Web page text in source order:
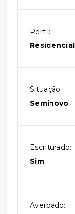
Perfil:
Residencial
Situação:
Seminovo
Escriturado:
Sim
Averbado: